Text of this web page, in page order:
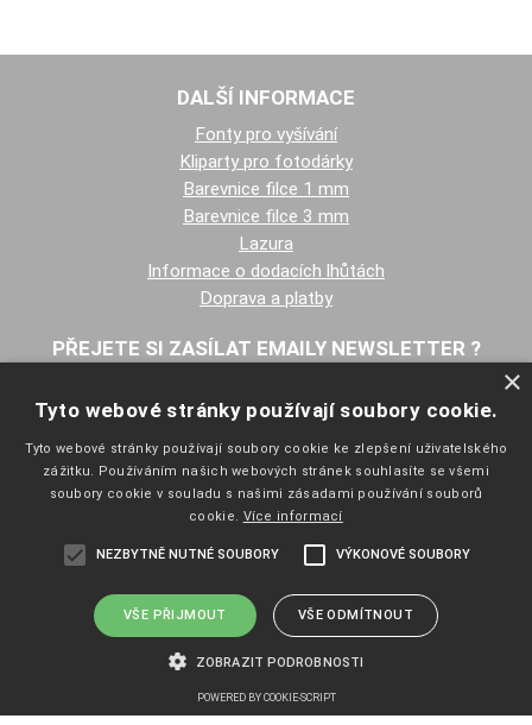
DALŠÍ INFORMACE
Fonty pro vyšívání
Kliparty pro fotodárky
Barevnice filce 1 mm
Barevnice filce 3 mm
Lazura
Informace o dodacích lhůtách
Doprava a platby
PŘEJETE SI ZASÍLAT EMAILY NEWSLETTER ?
NAVIGACE
Úvodní strana
Katalog zboží
Nákupní košík
Obchodní podmínky
Kontaktní informace
Odstoupení od smlouvy
×
Tyto webové stránky používají soubory cookie.
Tyto webové stránky používají soubory cookie ke zlepšení uživatelského
zážitku. Používáním našich webových stránek souhlasíte se všemi
soubory cookie v souladu s našimi zásadami používání souborů
cookie. Více informací
NEZBYTNĚ NUTNÉ SOUBORY VÝKONOVÉ SOUBORY
VŠE PŘIJMOUT VŠE ODMÍTNOUT
ZOBRAZIT PODROBNOSTI
POWERED BY COOKIE-SCRIPT